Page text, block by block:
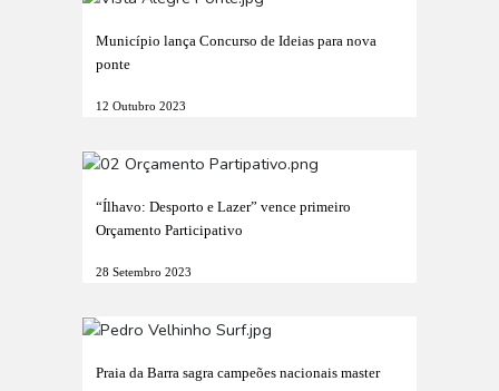
Município lança Concurso de Ideias para nova
ponte
12 Outubro 2023
“Ílhavo: Desporto e Lazer” vence primeiro
Orçamento Participativo
28 Setembro 2023
Praia da Barra sagra campeões nacionais master